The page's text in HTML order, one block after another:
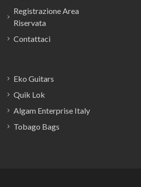
Registrazione Area
Riservata
Contattaci
Eko Guitars
Quik Lok
Algam Enterprise Italy
Tobago Bags